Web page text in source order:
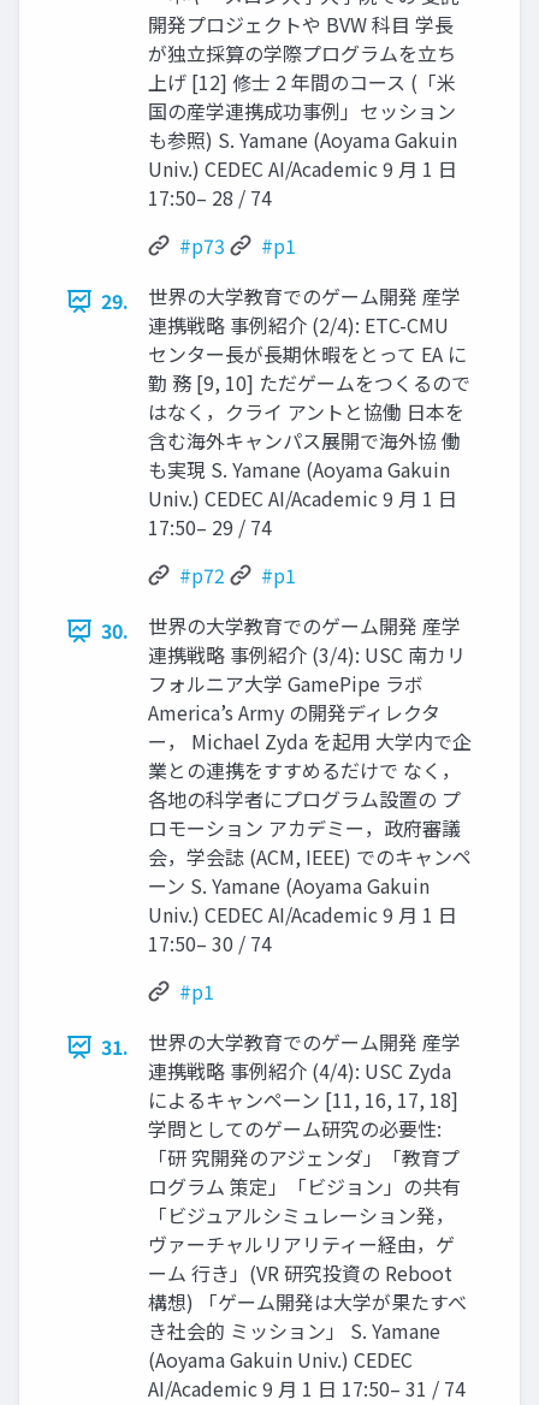
開発プロジェクトや BVW 科目 学長
が独立採算の学際プログラムを立ち
上げ [12] 修士 2 年間のコース (「米
国の産学連携成功事例」セッション
も参照) S. Yamane (Aoyama Gakuin
Univ.) CEDEC AI/Academic 9 月 1 日
17:50– 28 / 74
#p73
#p1
29.
世界の大学教育でのゲーム開発 産学
連携戦略 事例紹介 (2/4): ETC-CMU
センター長が長期休暇をとって EA に
勤 務 [9, 10] ただゲームをつくるので
はなく，クライ アントと協働 日本を
含む海外キャンパス展開で海外協 働
も実現 S. Yamane (Aoyama Gakuin
Univ.) CEDEC AI/Academic 9 月 1 日
17:50– 29 / 74
#p72
#p1
30.
世界の大学教育でのゲーム開発 産学
連携戦略 事例紹介 (3/4): USC 南カリ
フォルニア大学 GamePipe ラボ
America’s Army の開発ディレクタ
ー， Michael Zyda を起用 大学内で企
業との連携をすすめるだけで なく，
各地の科学者にプログラム設置の プ
ロモーション アカデミー，政府審議
会，学会誌 (ACM, IEEE) でのキャンペ
ーン S. Yamane (Aoyama Gakuin
Univ.) CEDEC AI/Academic 9 月 1 日
17:50– 30 / 74
#p1
31.
世界の大学教育でのゲーム開発 産学
連携戦略 事例紹介 (4/4): USC Zyda
によるキャンペーン [11, 16, 17, 18]
学問としてのゲーム研究の必要性:
「研 究開発のアジェンダ」「教育プ
ログラム 策定」「ビジョン」の共有
「ビジュアルシミュレーション発，
ヴァーチャルリアリティー経由，ゲ
ーム 行き」(VR 研究投資の Reboot
構想) 「ゲーム開発は大学が果たすべ
き社会的 ミッション」 S. Yamane
(Aoyama Gakuin Univ.) CEDEC
AI/Academic 9 月 1 日 17:50– 31 / 74